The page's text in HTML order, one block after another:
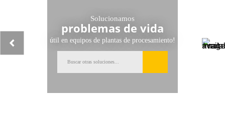
Solucionamos
problemas de vida
útil en equipos de plantas de procesamiento!